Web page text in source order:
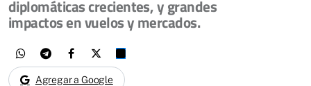
diplomáticas crecientes, y grandes
impactos en vuelos y mercados.
Agregar a Google